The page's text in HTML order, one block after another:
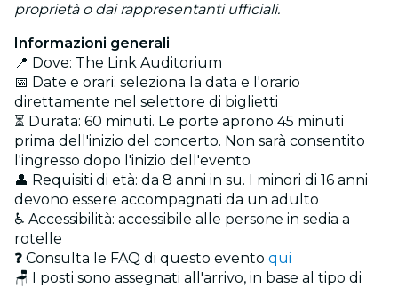
proprietà o dai rappresentanti ufficiali.
Informazioni generali
📍 Dove: The Link Auditorium
📅 Date e orari: seleziona la data e l'orario
direttamente nel selettore di biglietti
⏳ Durata: 60 minuti. Le porte aprono 45 minuti
prima dell'inizio del concerto. Non sarà consentito
l'ingresso dopo l'inizio dell'evento
👤 Requisiti di età: da 8 anni in su. I minori di 16 anni
devono essere accompagnati da un adulto
♿ Accessibilità: accessibile alle persone in sedia a
rotelle
❓ Consulta le FAQ di questo evento qui
🪑 I posti sono assegnati all'arrivo, in base al tipo di